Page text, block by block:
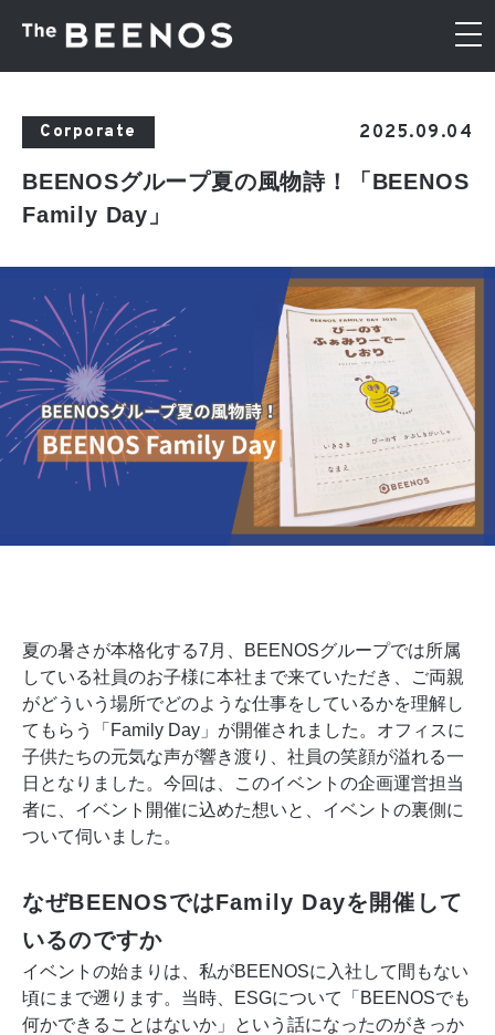
Corporate 2025.09.04
BEENOSグループ夏の風物詩！「BEENOS
Family Day」
夏の暑さが本格化する7月、BEENOSグループでは所属
している社員のお子様に本社まで来ていただき、ご両親
がどういう場所でどのような仕事をしているかを理解し
てもらう「Family Day」が開催されました。オフィスに
子供たちの元気な声が響き渡り、社員の笑顔が溢れる一
日となりました。今回は、このイベントの企画運営担当
者に、イベント開催に込めた想いと、イベントの裏側に
ついて伺いました。
なぜBEENOSではFamily Dayを開催して
いるのですか
イベントの始まりは、私がBEENOSに入社して間もない
頃にまで遡ります。当時、ESGについて「BEENOSでも
何かできることはないか」という話になったのがきっか